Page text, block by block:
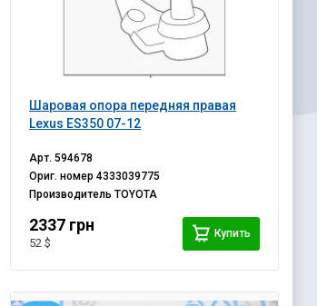
Шаровая опора передняя правая
Lexus ES350 07-12
Арт.594678
Ориг. номер4333039775
ПроизводительTOYOTA
2337 грн
52 $
Купить